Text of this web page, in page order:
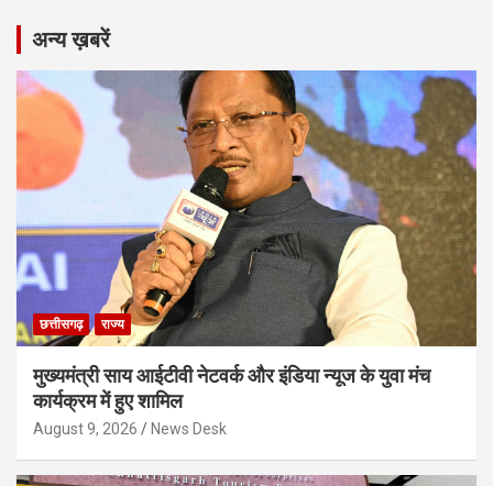
अन्य ख़बरें
छत्तीसगढ़ राज्य
मुख्यमंत्री साय आईटीवी नेटवर्क और इंडिया न्यूज के युवा मंच
कार्यक्रम में हुए शामिल
August 9, 2026 News Desk